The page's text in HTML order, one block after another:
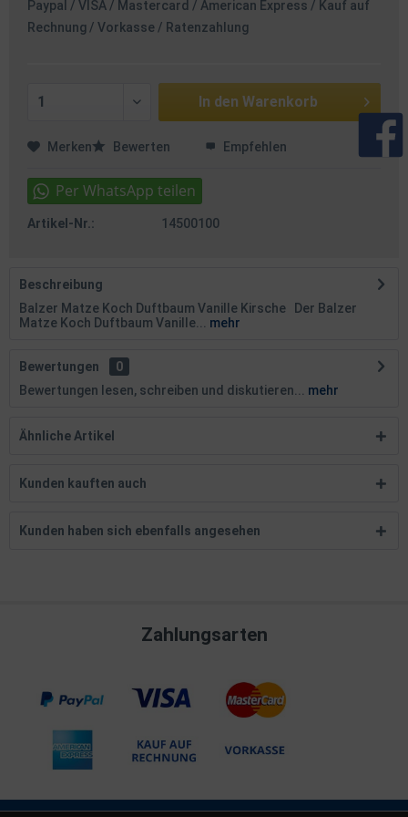
Paypal / VISA / Mastercard / American Express / Kauf auf
Rechnung / Vorkasse / Ratenzahlung
In den Warenkorb
Merken Bewerten Empfehlen
Artikel-Nr.: 14500100
Beschreibung
Balzer Matze Koch Duftbaum Vanille Kirsche Der Balzer
Matze Koch Duftbaum Vanille...
mehr
Bewertungen
0
Bewertungen lesen, schreiben und diskutieren...
mehr
Ähnliche Artikel
Kunden kauften auch
Kunden haben sich ebenfalls angesehen
Zahlungsarten